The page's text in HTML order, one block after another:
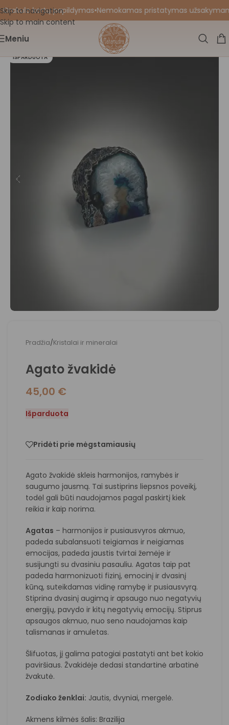
Skip to navigation
Skip to main content
kortų papildymas•Nemokamas pristatymas
Meniu
IŠPARDUOTA
Pradžia/Kristalai ir mineralai
Agato žvakidė
45,00 €
Išparduota
Pridėti prie mėgstamiausių
Agato žvakidė skleis harmonijos, ramybės ir
saugumo jausmą. Tai sustiprins liepsnos poveikį,
todėl gali būti naudojamos pagal paskirtį kiek
reikia ir kaip norima.
Agatas – harmonijos ir pusiausvyros akmuo,
padeda subalansuoti teigiamas ir neigiamas
emocijas, padeda jaustis tvirtai žemėje ir
susijungti su dvasiniu pasauliu. Agatas taip pat
padeda harmonizuoti fizinį, emocinį ir dvasinį
kūną, suteikdamas vidinę ramybę ir pusiausvyrą.
Stiprina dvasinį augimą ir apsaugo nuo negatyvių
energijų, pavydo ir kitų negatyvių emocijų. Stiprus
apsaugos akmuo, nuo seno naudojamas kaip
talismanas ir amuletas.
Šlifuotas, jį galima patogiai pastatyti ant bet kokio
paviršiaus. Žvakidėje dedasi standartinė arbatinė
žvakutė.
Zodiako ženklai: Jautis, dvyniai, mergelė.
Akmens kilmės šalis: Brazilija